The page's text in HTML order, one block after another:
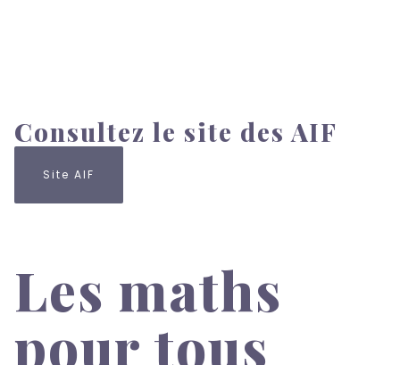
Consultez le site des AIF
Site AIF
Les maths
pour tous